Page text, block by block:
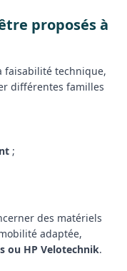
proposés à
faisabilité technique,
différentes familles
;
des matériels
adaptée,
ou HP Velotechnik.